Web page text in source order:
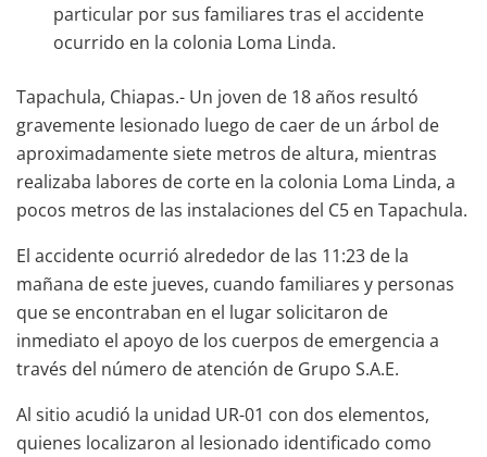
particular por sus familiares tras el accidente
ocurrido en la colonia Loma Linda.
Tapachula, Chiapas.- Un joven de 18 años resultó
gravemente lesionado luego de caer de un árbol de
aproximadamente siete metros de altura, mientras
realizaba labores de corte en la colonia Loma Linda, a
pocos metros de las instalaciones del C5 en Tapachula.
El accidente ocurrió alrededor de las 11:23 de la
mañana de este jueves, cuando familiares y personas
que se encontraban en el lugar solicitaron de
inmediato el apoyo de los cuerpos de emergencia a
través del número de atención de Grupo S.A.E.
Al sitio acudió la unidad UR-01 con dos elementos,
quienes localizaron al lesionado identificado como